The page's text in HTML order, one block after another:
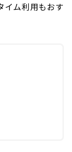
イム利用もおす